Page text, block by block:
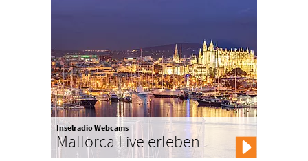
Inselradio Webcams
Mallorca Live erleben